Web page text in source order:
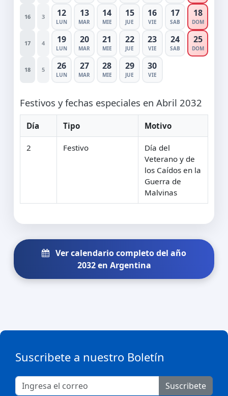
16 3 12
LUN
13
MAR
14
MIE
15
JUE
16
VIE
17
SAB
18
DOM
17 4 19
LUN
20
MAR
21
MIE
22
JUE
23
VIE
24
SAB
25
DOM
18 5 26
LUN
27
MAR
28
MIE
29
JUE
30
VIE
Festivos y fechas especiales en Abril 2032
Día Tipo Motivo
2 Festivo
Día del
Veterano y de
los Caídos en la
Guerra de
Malvinas
Ver calendario completo del año
2032 en Argentina
Suscribete a nuestro Boletín
Suscribete